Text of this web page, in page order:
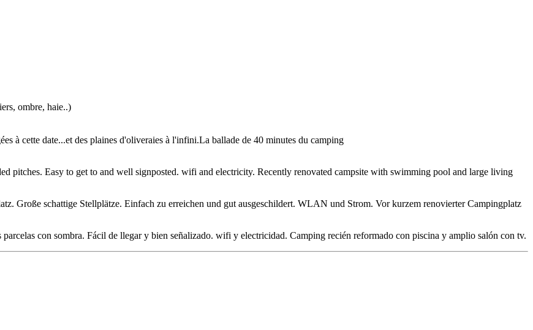
ombre, haie..)
à cette date...et des plaines d'oliveraies à l'infini.La ballade de 40 minutes du camping
pitches. Easy to get to and well signposted. wifi and electricity. Recently renovated campsite with swimming pool and large living
Große schattige Stellplätze. Einfach zu erreichen und gut ausgeschildert. WLAN und Strom. Vor kurzem renovierter Campingplatz
con sombra. Fácil de llegar y bien señalizado. wifi y electricidad. Camping recién reformado con piscina y amplio salón con tv.